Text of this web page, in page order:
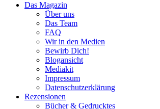
Das Magazin
Über uns
Das Team
FAQ
Wir in den Medien
Bewirb Dich!
Blogansicht
Mediakit
Impressum
Datenschutzerklärung
Rezensionen
Bücher & Gedrucktes